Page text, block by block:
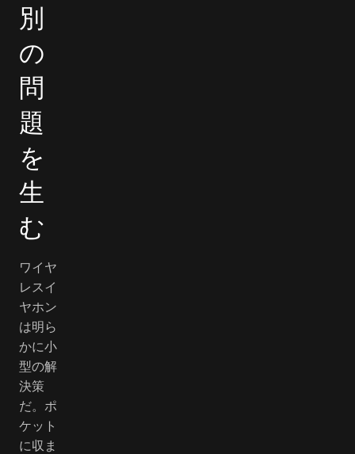
別
の
問
題
を
生
む
ワイヤ
レスイ
ヤホン
は明ら
かに小
型の解
決策
だ。ポ
ケット
に収ま